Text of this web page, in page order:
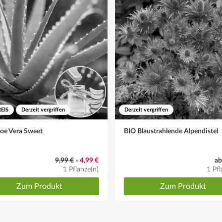
Derzeit vergriffen
Vera Sweet
9,99 € • 4,99 €
1 Pflanze(n)
Zum Produkt
Derzeit vergriffen
BIO Blaustrahlende Alpendistel
1
Zum Produkt